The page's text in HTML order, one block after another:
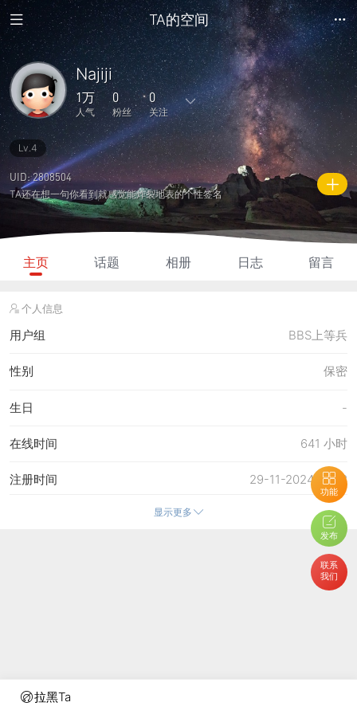
拉黑Ta
TA的空间
功能
发布
联系
我们
Najiji
1万
人气
0
粉丝
0
关注
39
主题
4
回复
0
日志
0
相册
0
好友
0 0
关注
0
说说
1万
人气
780
积分
Lv.4
UID: 2808504
TA还在想一句你看到就感觉能炸裂地表的个性签名
主页 话题 相册 日志 留言
个人信息
用户组 BBS上等兵
保密
性别
-
生日
641 小时
在线时间
29-11-2024 16:48
注册时间
9-8-2026 10:25
8-8-2026 22:54
25-7-2026 14:18
显示更多